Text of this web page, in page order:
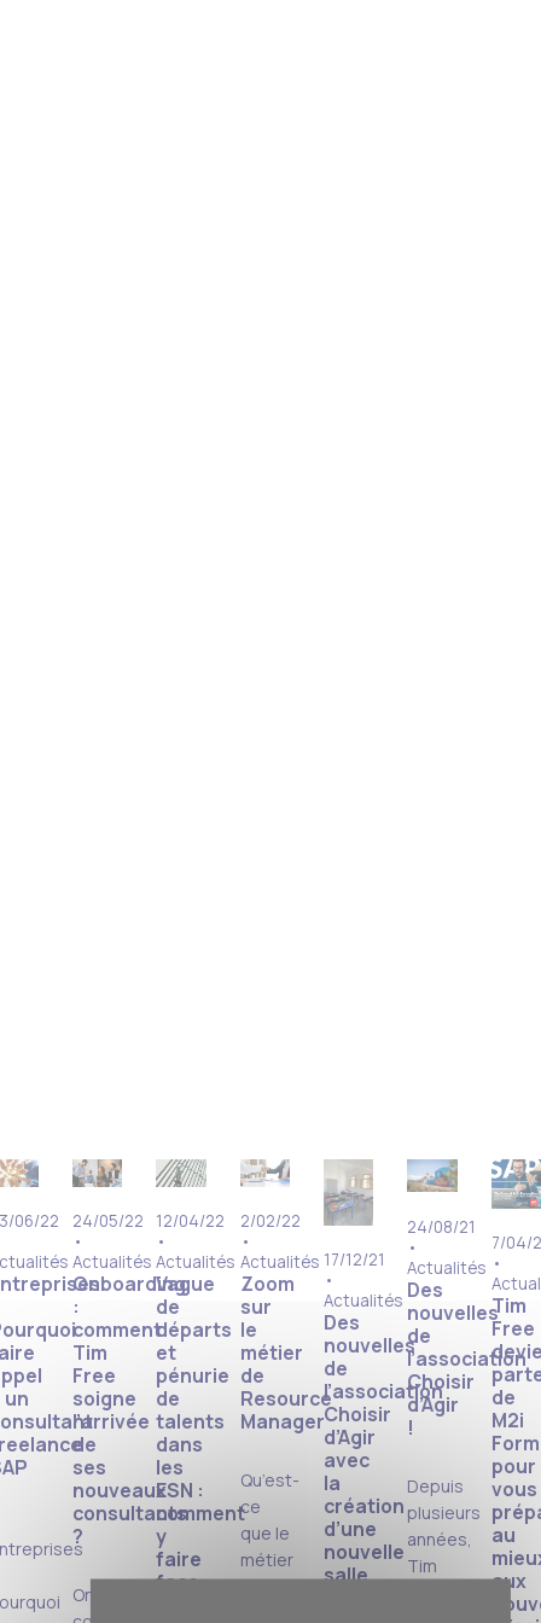
06/22
un
24/05/22
•
Actualités
Onboarding
:
comment
Tim
Free
soigne
l’arrivée
de
ses
nouveaux
consultants
?
Onboarding :
12/04/22
•
Actualités
Vague
de
départs
et
pénurie
de
talents
dans
les
ESN :
comment
y
faire
face
2/02/22
•
Actualités
Zoom
sur
le
métier
de
Resource
Manager
Qu’est-
ce
que le
métier
de
17/12/21
•
Actualités
Des
nouvelles
de
l’association
Choisir
d’Agir
avec
la
création
d’une
nouvelle
salle
24/08/21
•
Actualités
Des
nouvelles
de
l’association
Choisir
d’Agir
!
Depuis
plusieurs
années,
Tim
7/04/
•
Tim
Free
de
M2i
pour
vous
au
aux